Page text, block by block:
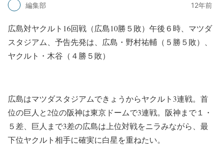
編集部 12年前
広島対ヤクルト16回戦（広島10勝５敗）午後６時、マツダ
スタジアム、予告先発は、広島・野村祐輔（５勝５敗）、
ヤクルト・木谷（４勝５敗）
広島はマツダスタジアムできょうからヤクルト3連戦。首
位の巨人と2位の阪神は東京ドームで3連戦。阪神まで１・
５差、巨人まで3差の広島は上位対戦をニラみながら、最
下位ヤクルト相手に確実に白星を重ねたい。